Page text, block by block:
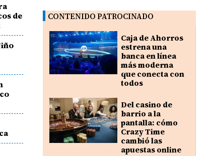
de
CONTENIDO PATROCINADO
Caja de Ahorros
estrena una
banca en línea
más moderna
que conecta con
todos
Del casino de
barrio a la
pantalla: cómo
Crazy Time
cambió las
apuestas online